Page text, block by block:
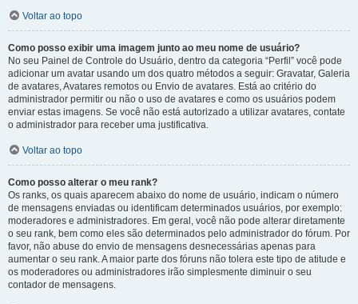
Voltar ao topo
Como posso exibir uma imagem junto ao meu nome de usuário?
No seu Painel de Controle do Usuário, dentro da categoria “Perfil” você pode
adicionar um avatar usando um dos quatro métodos a seguir: Gravatar, Galeria
de avatares, Avatares remotos ou Envio de avatares. Está ao critério do
administrador permitir ou não o uso de avatares e como os usuários podem
enviar estas imagens. Se você não está autorizado a utilizar avatares, contate
o administrador para receber uma justificativa.
Voltar ao topo
Como posso alterar o meu rank?
Os ranks, os quais aparecem abaixo do nome de usuário, indicam o número
de mensagens enviadas ou identificam determinados usuários, por exemplo:
moderadores e administradores. Em geral, você não pode alterar diretamente
o seu rank, bem como eles são determinados pelo administrador do fórum. Por
favor, não abuse do envio de mensagens desnecessárias apenas para
aumentar o seu rank. A maior parte dos fóruns não tolera este tipo de atitude e
os moderadores ou administradores irão simplesmente diminuir o seu
contador de mensagens.